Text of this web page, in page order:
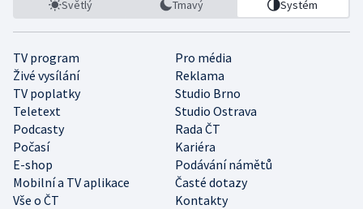
Světlý Tmavý Systém
TV program
Pro média
Živé vysílání
Reklama
TV poplatky
Studio Brno
Teletext
Studio Ostrava
Podcasty
Rada ČT
Počasí
Kariéra
E-shop
Podávání námětů
Mobilní a TV aplikace
Časté dotazy
Vše o ČT
Kontakty